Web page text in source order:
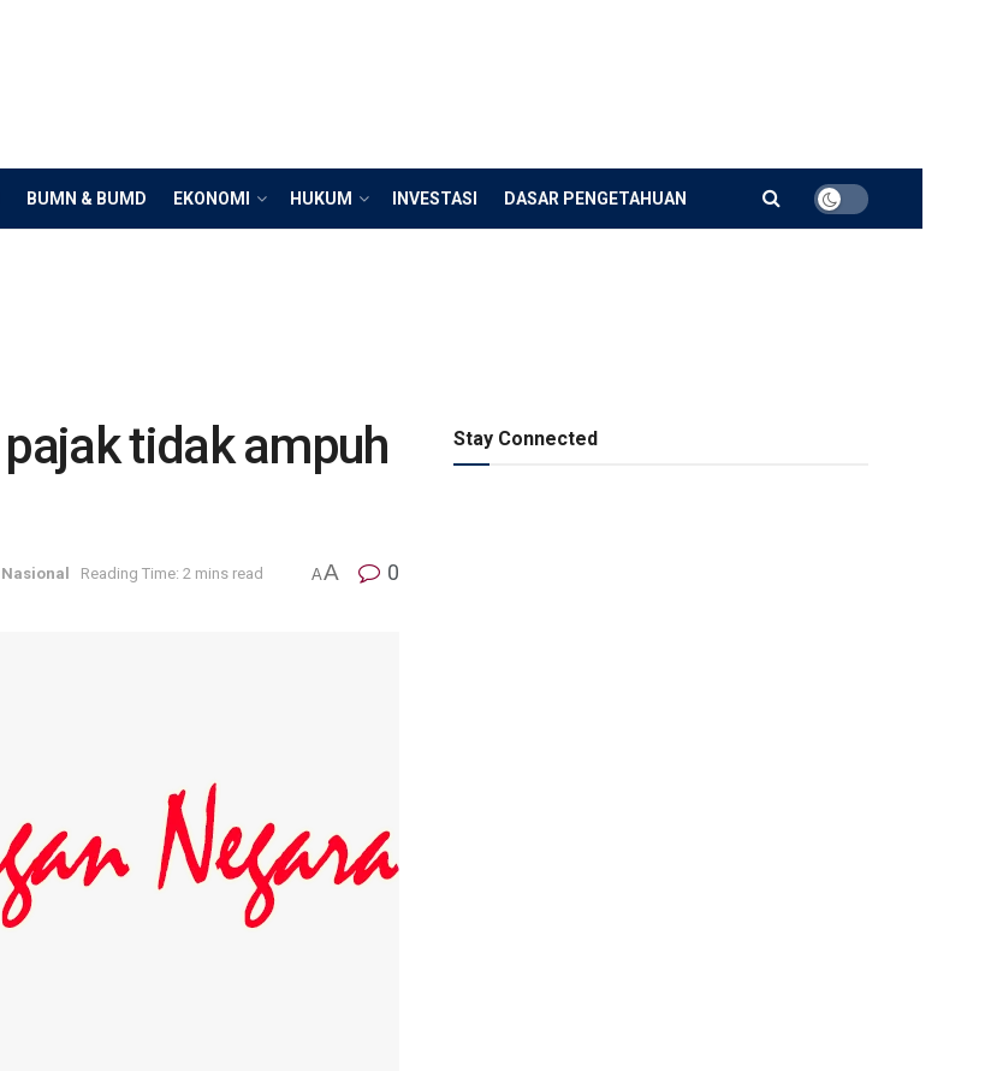
BUMN & BUMD EKONOMI HUKUM INVESTASI DASAR PENGETAHUAN
tidak ampuh
Nasional Reading Time: 2 mins read AA 0
Stay Connected